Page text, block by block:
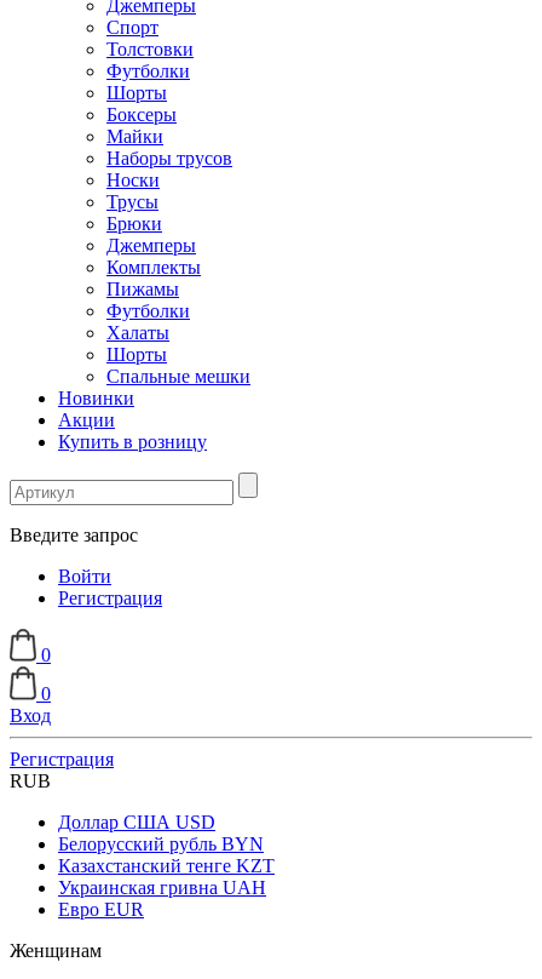
Джемперы
Спорт
Толстовки
Футболки
Шорты
Боксеры
Майки
Наборы трусов
Носки
Трусы
Брюки
Джемперы
Комплекты
Пижамы
Футболки
Халаты
Шорты
Спальные мешки
Новинки
Акции
Купить в розницу
Введите запрос
Войти
Регистрация
0
0
Вход
Регистрация
RUB
Доллар США USD
Белорусский рубль BYN
Казахстанский тенге KZT
Украинская гривна UAH
Евро EUR
Женщинам